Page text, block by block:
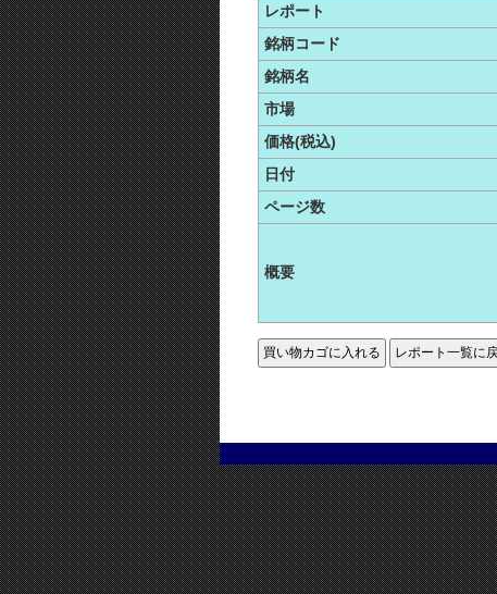
レポート
銘柄コード
銘柄名
市場
価格(税込)
日付
ページ数
概要